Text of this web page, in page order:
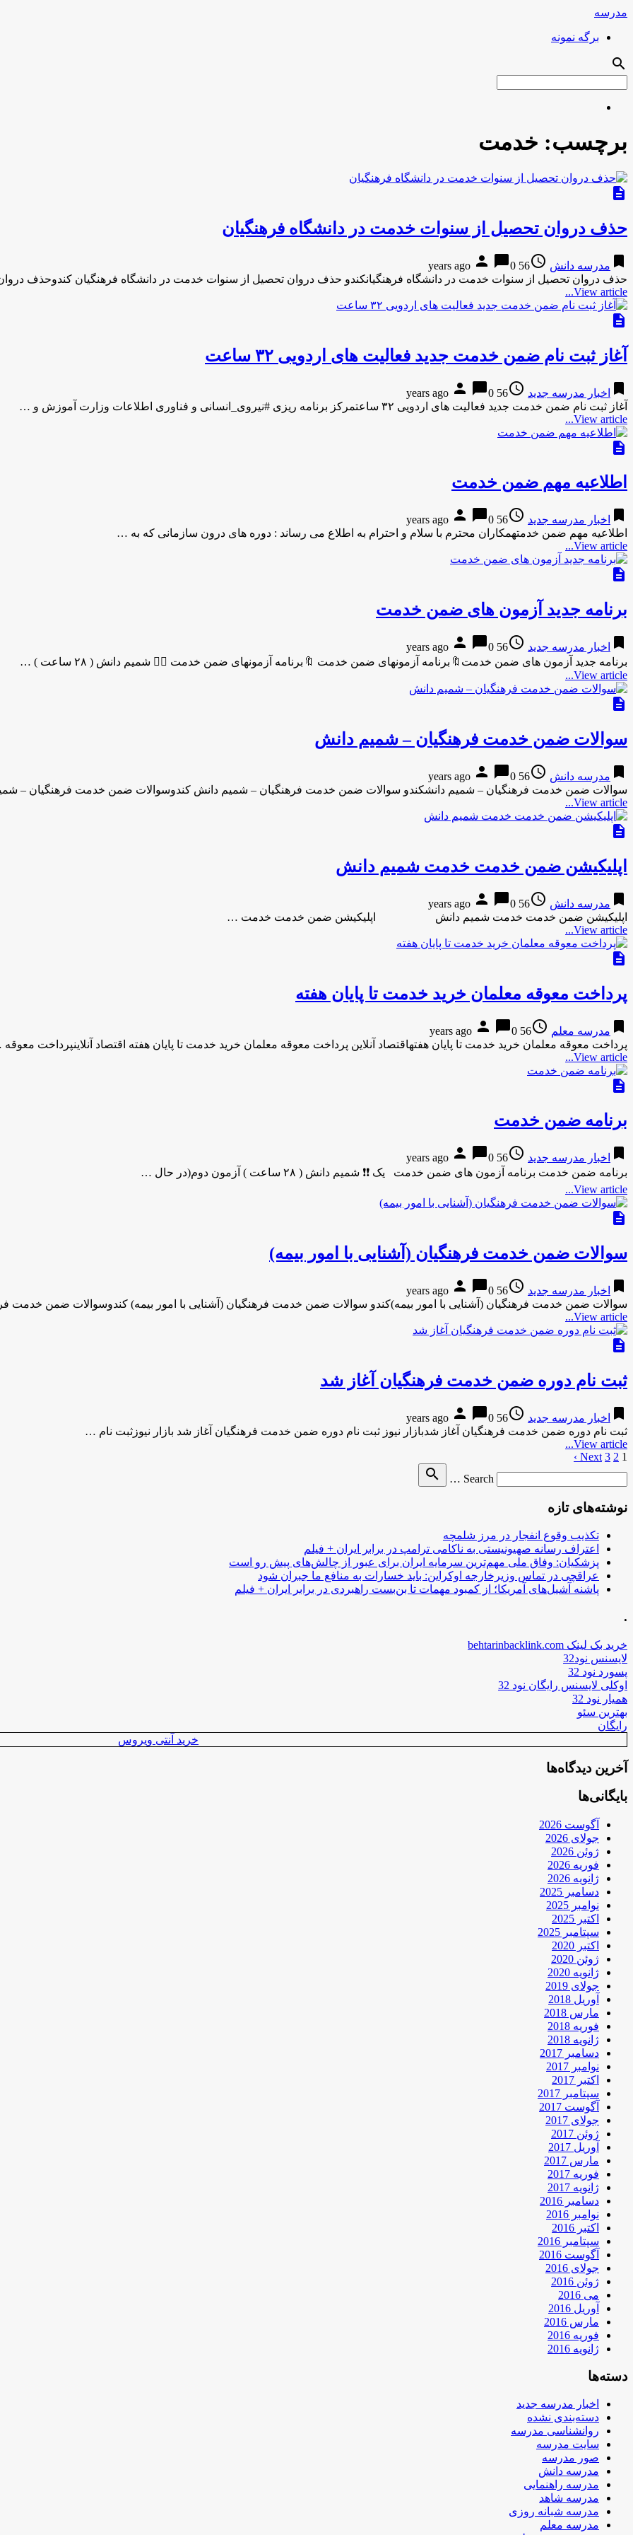
مدرسه
برگه نمونه
search
برچسب: خدمت
description
حذف دروان تحصیل از سنوات خدمت در دانشگاه فرهنگیان
bookmark مدرسه دانش access_time
56 years ago
person chat_bubble0
حذف دروان تحصیل از سنوات خدمت در دانشگاه فرهنگیانکندو حذف دروان تحصیل از سنوات خدمت در دانشگاه فرهنگیان کندوحذف
View article...
description
آغاز ثبت نام ضمن خدمت جدید فعالیت های اردویی ۳۲ ساعت
bookmark اخبار مدرسه جدید access_time
56 years ago
person chat_bubble0
آغاز ثبت نام ضمن خدمت جدید فعالیت های اردویی ۳۲ ساعتمرکز برنامه ریزی #نیروی_انسانی و فناوری اطلاعات وزارت آموزش و …
View article...
description
اطلاعیه مهم ضمن خدمت
bookmark اخبار مدرسه جدید access_time
56 years ago
person chat_bubble0
اطلاعیه مهم ضمن خدمتهمکاران محترم با سلام و احترام ​به اطلاع می رساند : دوره های درون سازمانی که به …
View article...
description
برنامه جدید آزمون های ضمن خدمت
bookmark اخبار مدرسه جدید access_time
56 years ago
person chat_bubble0
برنامه جدید آزمون های ضمن خدمت🔖برنامه آزمونهای ضمن خدمت 🔖برنامه آزمونهای ضمن خدمت ۱️⃣ شمیم دانش ( ۲۸ ساعت ) …
View article...
description
سوالات ضمن خدمت فرهنگیان – شمیم دانش
bookmark مدرسه دانش access_time
56 years ago
person chat_bubble0
سوالات ضمن خدمت فرهنگیان – شمیم دانشکندو سوالات ضمن خدمت فرهنگیان – شمیم دانش کندوسوالات ضمن خدمت فرهنگیان –
View article...
description
اپلیکیشن ضمن خدمت خدمت شمیم دانش
bookmark مدرسه دانش access_time
56 years ago
person chat_bubble0
اپلیکیشن ضمن خدمت خدمت شمیم دانش اپلیکیشن ضمن خدمت خدمت …
View article...
description
پرداخت معوقه معلمان خرید خدمت تا پایان هفته
bookmark مدرسه معلم access_time
56 years ago
person chat_bubble0
پرداخت معوقه معلمان خرید خدمت تا پایان هفتهاقتصاد آنلاین پرداخت معوقه معلمان خرید خدمت تا پایان هفته اقتصاد آنلاینپرداخت
View article...
description
برنامه ضمن خدمت
bookmark اخبار مدرسه جدید access_time
56 years ago
person chat_bubble0
برنامه ضمن خدمت برنامه آزمون های ضمن خدمت یک ❗️❗️ شمیم دانش ( ۲۸ ساعت ) آزمون دوم(در حال …
View article...
description
سوالات ضمن خدمت فرهنگیان (آشنایی با امور بیمه)
bookmark اخبار مدرسه جدید access_time
56 years ago
person chat_bubble0
سوالات ضمن خدمت فرهنگیان (آشنایی با امور بیمه)کندو سوالات ضمن خدمت فرهنگیان (آشنایی با امور بیمه) کندوسوالات ضمن خدمت
View article...
description
ثبت نام دوره ضمن خدمت فرهنگیان آغاز شد
bookmark اخبار مدرسه جدید access_time
56 years ago
person chat_bubble0
ثبت نام دوره ضمن خدمت فرهنگیان آغاز شدبازار نیوز ثبت نام دوره ضمن خدمت فرهنگیان آغاز شد بازار نیوزثبت نام …
View article...
صفحه‌بندی
1
2
3
Next ›
Search …
search
نوشته‌های تازه
تکذیب وقوع انفجار در مرز شلمچه
اعتراف رسانه صهیونیستی به ناکامی ترامپ در برابر ایران + فیلم
پزشکیان: وفاق ملی مهم‌ترین سرمایه ایران برای عبور از چالش‌های پیش رو است
عراقچی در تماس وزیرخارجه اوکراین: باید خسارات به منافع ما جبران شود
پاشنه آشیل‌های آمریکا؛ از کمبود مهمات تا بن‌بست راهبردی در برابر ایران + فیلم
.
خرید بک لینک behtarinbacklink.com
لایسنس نود32
پسورد نود 32
اوکلی لایسنس رایگان نود 32
همیار نود 32
بهترین سئو
رایگان
خرید آنتی ویروس
آخرین دیدگاه‌ها
بایگانی‌ها
آگوست 2026
جولای 2026
ژوئن 2026
فوریه 2026
ژانویه 2026
دسامبر 2025
نوامبر 2025
اکتبر 2025
سپتامبر 2025
اکتبر 2020
ژوئن 2020
ژانویه 2020
جولای 2019
آوریل 2018
مارس 2018
فوریه 2018
ژانویه 2018
دسامبر 2017
نوامبر 2017
اکتبر 2017
سپتامبر 2017
آگوست 2017
جولای 2017
ژوئن 2017
آوریل 2017
مارس 2017
فوریه 2017
ژانویه 2017
دسامبر 2016
نوامبر 2016
اکتبر 2016
سپتامبر 2016
آگوست 2016
جولای 2016
ژوئن 2016
می 2016
آوریل 2016
مارس 2016
فوریه 2016
ژانویه 2016
دسته‌ها
اخبار مدرسه جدید
دسته‌بندی نشده
روانشناسی مدرسه
سایت مدرسه
صور مدرسه
مدرسه دانش
مدرسه راهنمایی
مدرسه شاهد
مدرسه شبانه روزی
مدرسه معلم